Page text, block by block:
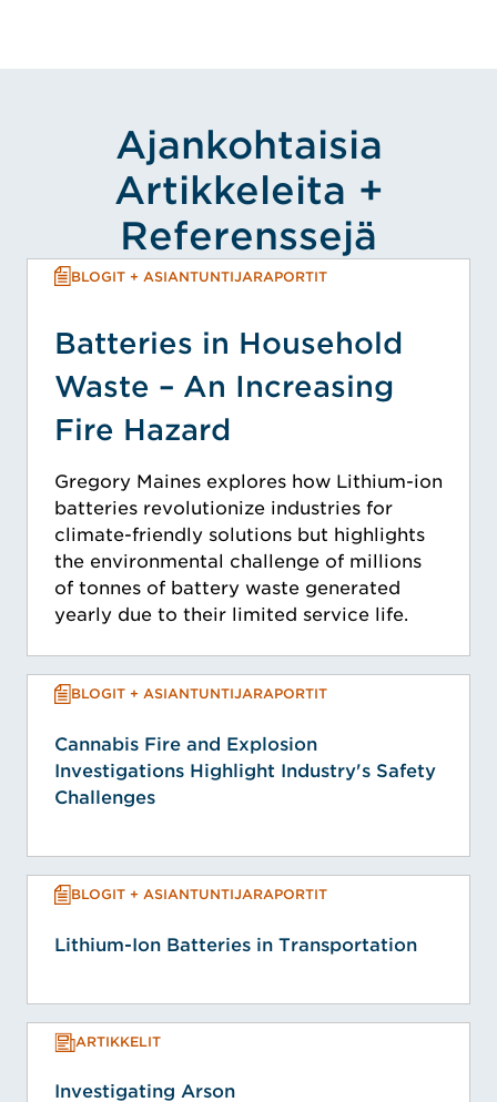
Ajankohtaisia
Artikkeleita +
Referenssejä
BLOGIT + ASIANTUNTIJARAPORTIT
Batteries in Household
Waste – An Increasing
Fire Hazard
Gregory Maines explores how Lithium-ion
batteries revolutionize industries for
climate-friendly solutions but highlights
the environmental challenge of millions
of tonnes of battery waste generated
yearly due to their limited service life.
BLOGIT + ASIANTUNTIJARAPORTIT
Cannabis Fire and Explosion
Investigations Highlight Industry's Safety
Challenges
BLOGIT + ASIANTUNTIJARAPORTIT
Lithium-Ion Batteries in Transportation
ARTIKKELIT
Investigating Arson